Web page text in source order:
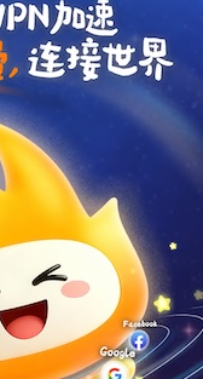
支持[0] 反对[0]
支持[0] 反对[0]